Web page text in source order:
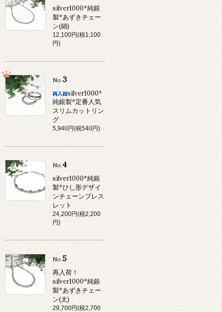
silver1000*純銀
製*あずきチェー
ン(細)
12,100円(税1,100
円)
No.3
silver1000*
純銀製*定番人気
スリムカットリン
グ
5,940円(税540円)
No.4
silver1000*純銀
製*ひし形デザイ
ンチェーンブレス
レット
24,200円(税2,200
円)
No.5
再入荷！
silver1000*純銀
製*あずきチェー
ン(太)
29,700円(税2,700